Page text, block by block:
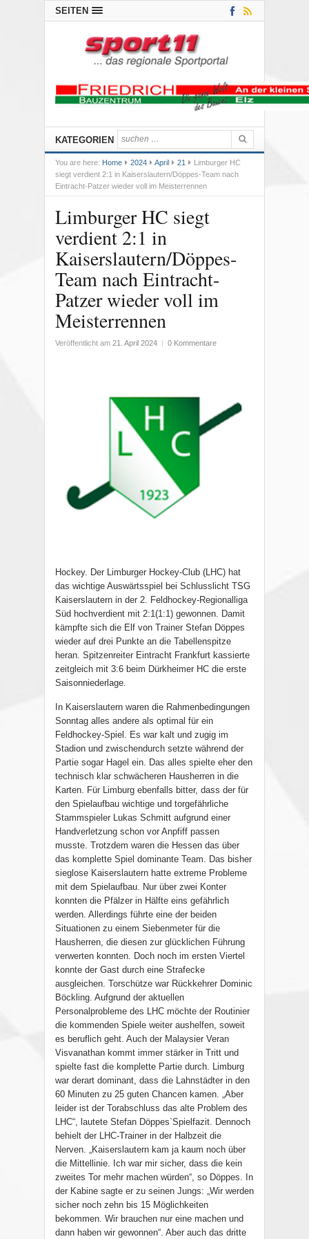
SEITEN
KATEGORIEN
You are here: Home 2024 April 21
Limburger HC
siegt verdient 2:1 in Kaiserslautern/Döppes-Team nach
Eintracht-Patzer wieder voll im Meisterrennen
Limburger HC siegt
verdient 2:1 in
Kaiserslautern/Döppes-
Team nach Eintracht-
Patzer wieder voll im
Meisterrennen
Veröffentlicht am 21. April 2024 0 Kommentare
Hockey. Der Limburger Hockey-Club (LHC) hat
das wichtige Auswärtsspiel bei Schlusslicht TSG
Kaiserslautern in der 2. Feldhockey-Regionalliga
Süd hochverdient mit 2:1(1:1) gewonnen. Damit
kämpfte sich die Elf von Trainer Stefan Döppes
wieder auf drei Punkte an die Tabellenspitze
heran. Spitzenreiter Eintracht Frankfurt kassierte
zeitgleich mit 3:6 beim Dürkheimer HC die erste
Saisonniederlage.
In Kaiserslautern waren die Rahmenbedingungen
Sonntag alles andere als optimal für ein
Feldhockey-Spiel. Es war kalt und zugig im
Stadion und zwischendurch setzte während der
Partie sogar Hagel ein. Das alles spielte eher den
technisch klar schwächeren Hausherren in die
Karten. Für Limburg ebenfalls bitter, dass der für
den Spielaufbau wichtige und torgefährliche
Stammspieler Lukas Schmitt aufgrund einer
Handverletzung schon vor Anpfiff passen
musste. Trotzdem waren die Hessen das über
das komplette Spiel dominante Team. Das bisher
sieglose Kaiserslautern hatte extreme Probleme
mit dem Spielaufbau. Nur über zwei Konter
konnten die Pfälzer in Hälfte eins gefährlich
werden. Allerdings führte eine der beiden
Situationen zu einem Siebenmeter für die
Hausherren, die diesen zur glücklichen Führung
verwerten konnten. Doch noch im ersten Viertel
konnte der Gast durch eine Strafecke
ausgleichen. Torschütze war Rückkehrer Dominic
Böckling. Aufgrund der aktuellen
Personalprobleme des LHC möchte der Routinier
die kommenden Spiele weiter aushelfen, soweit
es beruflich geht. Auch der Malaysier Veran
Visvanathan kommt immer stärker in Tritt und
spielte fast die komplette Partie durch. Limburg
war derart dominant, dass die Lahnstädter in den
60 Minuten zu 25 guten Chancen kamen. „Aber
leider ist der Torabschluss das alte Problem des
LHC“, lautete Stefan Döppes`Spielfazit. Dennoch
behielt der LHC-Trainer in der Halbzeit die
Nerven. „Kaiserslautern kam ja kaum noch über
die Mittellinie. Ich war mir sicher, dass die kein
zweites Tor mehr machen würden“, so Döppes. In
der Kabine sagte er zu seinen Jungs: „Wir werden
sicher noch zehn bis 15 Möglichkeiten
bekommen. Wir brauchen nur eine machen und
dann haben wir gewonnen“. Aber auch das dritte